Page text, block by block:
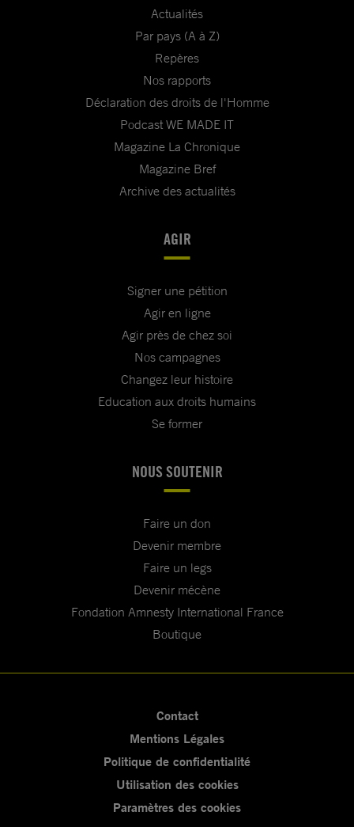
Actualités
Par pays (A à Z)
Repères
Nos rapports
Déclaration des droits de l'Homme
Podcast WE MADE IT
Magazine La Chronique
Magazine Bref
Archive des actualités
AGIR
Signer une pétition
Agir en ligne
Agir près de chez soi
Nos campagnes
Changez leur histoire
Education aux droits humains
Se former
NOUS SOUTENIR
Faire un don
Devenir membre
Faire un legs
Devenir mécène
Fondation Amnesty International France
Boutique
Contact
Mentions Légales
Politique de confidentialité
Utilisation des cookies
Paramètres des cookies